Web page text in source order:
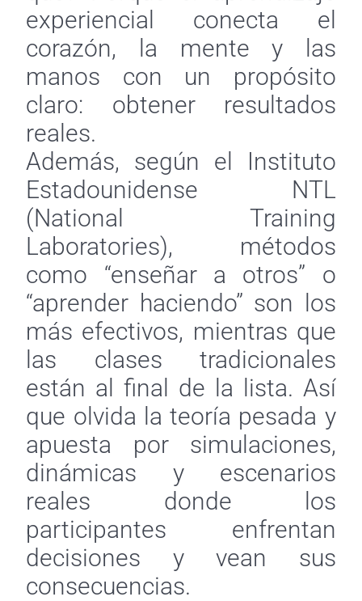
experiencial conecta el
corazón, la mente y las
manos con un propósito
claro: obtener resultados
reales.
Además, según el Instituto
Estadounidense NTL
(National Training
Laboratories), métodos
como “enseñar a otros” o
“aprender haciendo” son los
más efectivos, mientras que
las clases tradicionales
están al final de la lista. Así
que olvida la teoría pesada y
apuesta por simulaciones,
dinámicas y escenarios
reales donde los
participantes enfrentan
decisiones y vean sus
consecuencias.